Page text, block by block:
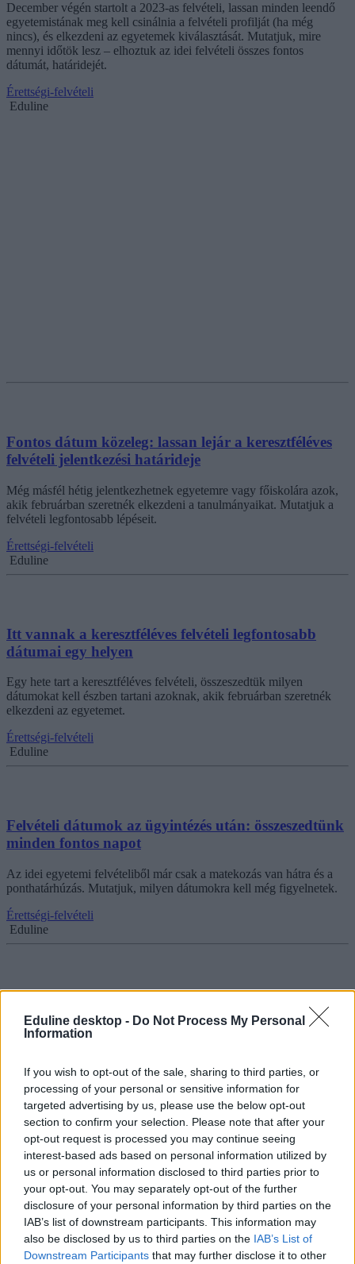
Eduline desktop - Do Not Process My Personal
Information
If you wish to opt-out of the sale, sharing to third parties, or
processing of your personal or sensitive information for
targeted advertising by us, please use the below opt-out
section to confirm your selection. Please note that after your
opt-out request is processed you may continue seeing
interest-based ads based on personal information utilized by
us or personal information disclosed to third parties prior to
your opt-out. You may separately opt-out of the further
disclosure of your personal information by third parties on the
IAB’s list of downstream participants. This information may
also be disclosed by us to third parties on the IAB’s List of
Downstream Participants that may further disclose it to other
December végén startolt a 2023-as felvételi, lassan minden leendő
egyetemistának meg kell csinálnia a felvételi profilját (ha még
nincs), és elkezdeni az egyetemek kiválasztását. Mutatjuk, mire
mennyi időtök lesz – elhoztuk az idei felvételi összes fontos
dátumát, határidejét.
Érettségi-felvételi
Eduline
Fontos dátum közeleg: lassan lejár a keresztféléves
felvételi jelentkezési határideje
Még másfél hétig jelentkezhetnek egyetemre vagy főiskolára azok,
akik februárban szeretnék elkezdeni a tanulmányaikat. Mutatjuk a
felvételi legfontosabb lépéseit.
Érettségi-felvételi
Eduline
Itt vannak a keresztféléves felvételi legfontosabb
dátumai egy helyen
Egy hete tart a keresztféléves felvételi, összeszedtük milyen
dátumokat kell észben tartani azoknak, akik februárban szeretnék
elkezdeni az egyetemet.
Érettségi-felvételi
Eduline
Felvételi dátumok az ügyintézés után: összeszedtünk
minden fontos napot
Az idei egyetemi felvételiből már csak a matekozás van hátra és a
ponthatárhúzás. Mutatjuk, milyen dátumokra kell még figyelnetek.
Érettségi-felvételi
Eduline
Felvételizők, figyelem! Ezekről a határidőkről ne
feledkezzetek el!
a felsőoktatásba.
Érettségi-felvételi
Eduline
A 2022-es egyetemi felvételi legfontosabb dátumai
egy helyen
A jelentkezési határidőtől egészen a ponthatárhúzásig összeszedtünk
minden fontos dátumot, amit észben kell tartanotok, ha idén
felvételiztek.